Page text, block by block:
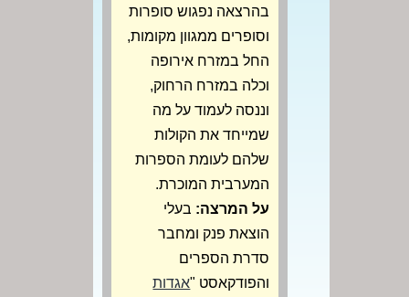
בהרצאה נפגוש סופרות
וסופרים ממגוון מקומות,
החל במזרח אירופה
וכלה במזרח הרחוק,
וננסה לעמוד על מה
שמייחד את הקולות
שלהם לעומת הספרות
המערבית המוכרת.
על המרצה: בעלי
הוצאת פנק ומחבר
סדרת הספרים
והפודקאסט "אגדות